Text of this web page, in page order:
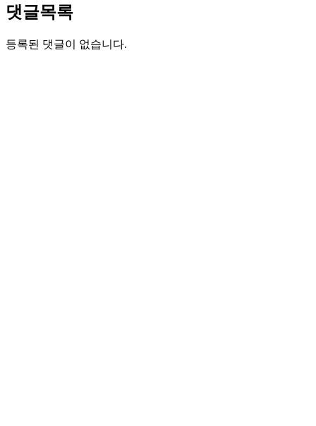
댓글목록
등록된 댓글이 없습니다.